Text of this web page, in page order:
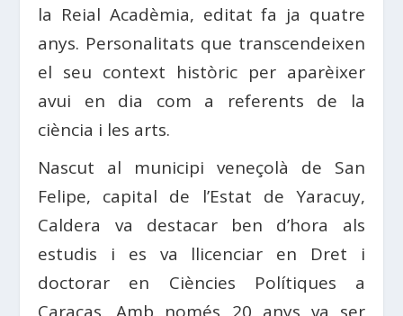
la Reial Acadèmia, editat fa ja quatre
anys. Personalitats que transcendeixen
el seu context històric per aparèixer
avui en dia com a referents de la
ciència i les arts.
Nascut al municipi veneçolà de San
Felipe, capital de l’Estat de Yaracuy,
Caldera va destacar ben d’hora als
estudis i es va llicenciar en Dret i
doctorar en Ciències Polítiques a